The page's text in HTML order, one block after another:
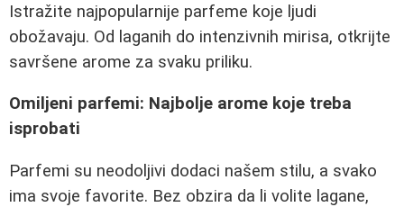
Istražite najpopularnije parfeme koje ljudi
obožavaju. Od laganih do intenzivnih mirisa, otkrijte
savršene arome za svaku priliku.
Omiljeni parfemi: Najbolje arome koje treba
isprobati
Parfemi su neodoljivi dodaci našem stilu, a svako
ima svoje favorite. Bez obzira da li volite lagane,